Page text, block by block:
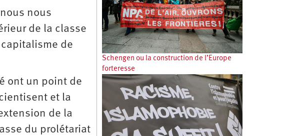
nous
de la classe
de
ont un point de
et la
de la
du prolétariat
Schengen ou la construction de l’Europe
forteresse